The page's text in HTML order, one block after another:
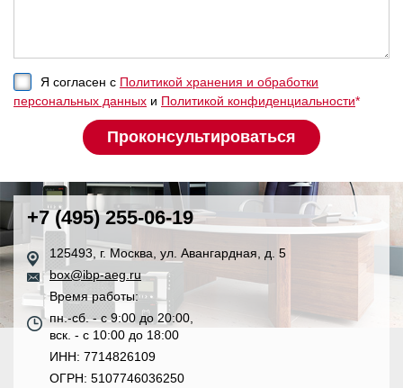
Я согласен с Политикой хранения и обработки
персональных данных и Политикой конфиденциальности*
+7 (495) 255-06-19
125493, г. Москва, ул. Авангардная, д. 5
box@ibp-aeg.ru
Время работы:
пн.-сб. - с 9:00 до 20:00,
вск. - с 10:00 до 18:00
ИНН: 7714826109
ОГРН: 5107746036250